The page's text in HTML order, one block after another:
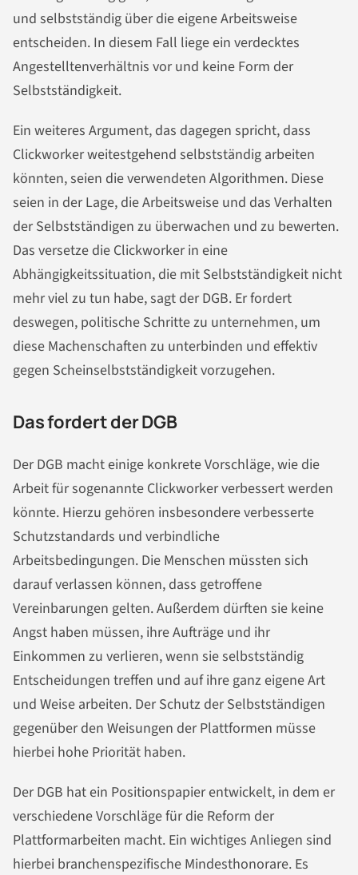
und selbstständig über die eigene Arbeitsweise
entscheiden. In diesem Fall liege ein verdecktes
Angestelltenverhältnis vor und keine Form der
Selbstständigkeit.
Ein weiteres Argument, das dagegen spricht, dass
Clickworker weitestgehend selbstständig arbeiten
könnten, seien die verwendeten Algorithmen. Diese
seien in der Lage, die Arbeitsweise und das Verhalten
der Selbstständigen zu überwachen und zu bewerten.
Das versetze die Clickworker in eine
Abhängigkeitssituation, die mit Selbstständigkeit nicht
mehr viel zu tun habe, sagt der DGB. Er fordert
deswegen, politische Schritte zu unternehmen, um
diese Machenschaften zu unterbinden und effektiv
gegen Scheinselbstständigkeit vorzugehen.
Das fordert der DGB
Der DGB macht einige konkrete Vorschläge, wie die
Arbeit für sogenannte Clickworker verbessert werden
könnte. Hierzu gehören insbesondere verbesserte
Schutzstandards und verbindliche
Arbeitsbedingungen. Die Menschen müssten sich
darauf verlassen können, dass getroffene
Vereinbarungen gelten. Außerdem dürften sie keine
Angst haben müssen, ihre Aufträge und ihr
Einkommen zu verlieren, wenn sie selbstständig
Entscheidungen treffen und auf ihre ganz eigene Art
und Weise arbeiten. Der Schutz der Selbstständigen
gegenüber den Weisungen der Plattformen müsse
hierbei hohe Priorität haben.
Der DGB hat ein Positionspapier entwickelt, in dem er
verschiedene Vorschläge für die Reform der
Plattformarbeiten macht. Ein wichtiges Anliegen sind
hierbei branchenspezifische Mindesthonorare. Es